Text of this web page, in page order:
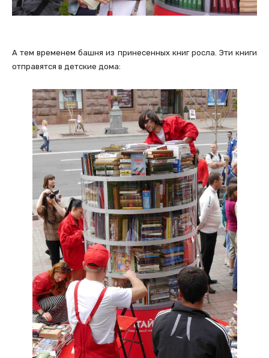
А тем временем башня из принесенных книг росла. Эти книги
отправятся в детские дома: